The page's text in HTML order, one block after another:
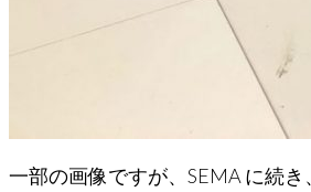
一部の画像ですが、SEMA に続